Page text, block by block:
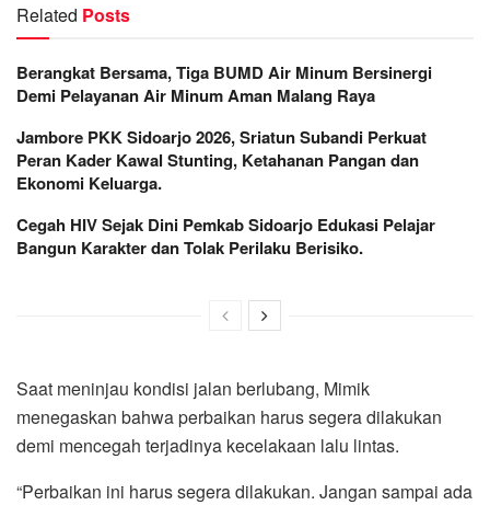
Related Posts
Berangkat Bersama, Tiga BUMD Air Minum Bersinergi
Demi Pelayanan Air Minum Aman Malang Raya
Jambore PKK Sidoarjo 2026, Sriatun Subandi Perkuat
Peran Kader Kawal Stunting, Ketahanan Pangan dan
Ekonomi Keluarga.
Cegah HIV Sejak Dini Pemkab Sidoarjo Edukasi Pelajar
Bangun Karakter dan Tolak Perilaku Berisiko.
Saat meninjau kondisi jalan berlubang, Mimik
menegaskan bahwa perbaikan harus segera dilakukan
demi mencegah terjadinya kecelakaan lalu lintas.
“Perbaikan ini harus segera dilakukan. Jangan sampai ada